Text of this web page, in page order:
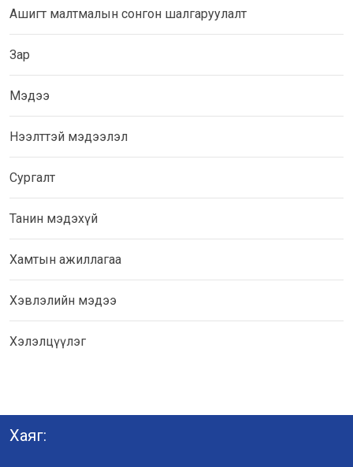
Ашигт малтмалын сонгон шалгаруулалт
Зар
Мэдээ
Нээлттэй мэдээлэл
Сургалт
Танин мэдэхүй
Хамтын ажиллагаа
Хэвлэлийн мэдээ
Хэлэлцүүлэг
Хаяг: